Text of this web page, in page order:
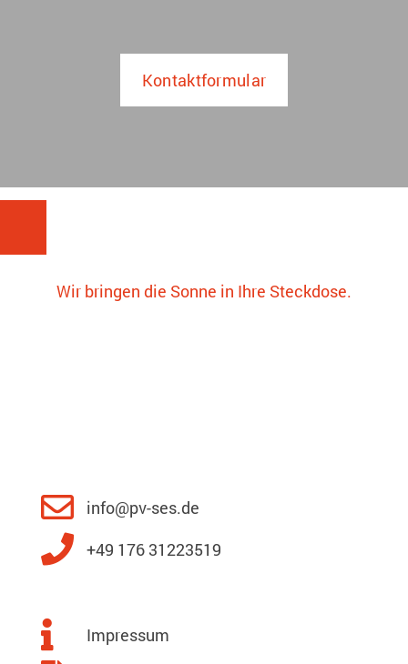
Kontaktformular
Wir bringen die Sonne in Ihre Steckdose.
info@pv-ses.de
+49 176 31223519
Impressum